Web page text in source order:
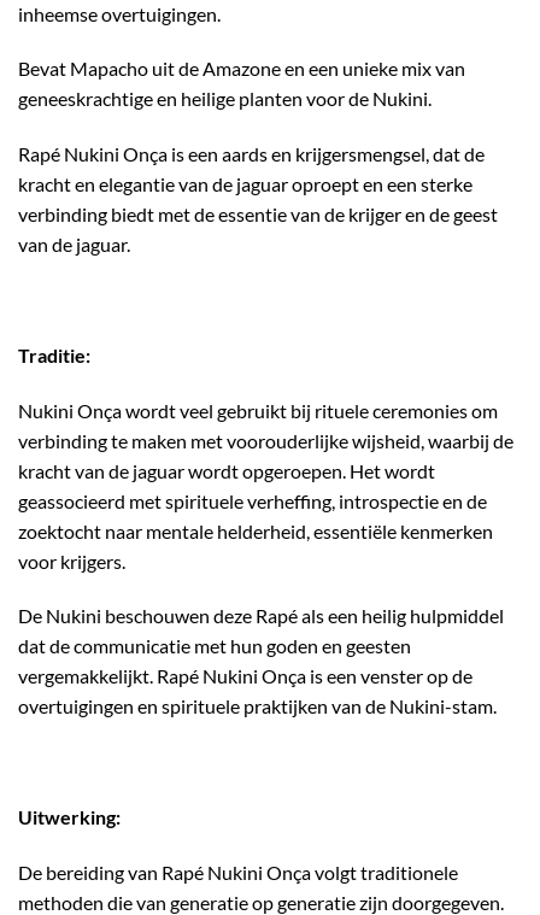
inheemse overtuigingen.
Bevat Mapacho uit de Amazone en een unieke mix van
geneeskrachtige en heilige planten voor de Nukini.
Rapé Nukini Onça is een aards en krijgersmengsel, dat de
kracht en elegantie van de jaguar oproept en een sterke
verbinding biedt met de essentie van de krijger en de geest
van de jaguar.
Traditie:
Nukini Onça wordt veel gebruikt bij rituele ceremonies om
verbinding te maken met voorouderlijke wijsheid, waarbij de
kracht van de jaguar wordt opgeroepen. Het wordt
geassocieerd met spirituele verheffing, introspectie en de
zoektocht naar mentale helderheid, essentiële kenmerken
voor krijgers.
De Nukini beschouwen deze Rapé als een heilig hulpmiddel
dat de communicatie met hun goden en geesten
vergemakkelijkt. Rapé Nukini Onça is een venster op de
overtuigingen en spirituele praktijken van de Nukini-stam.
Uitwerking:
De bereiding van Rapé Nukini Onça volgt traditionele
methoden die van generatie op generatie zijn doorgegeven.